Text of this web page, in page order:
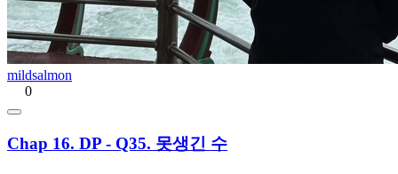
mildsalmon
0
Chap 16. DP - Q35. 못생긴 수